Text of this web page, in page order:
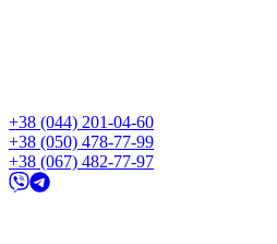
+38 (044) 201-04-60
+38 (050) 478-77-99
+38 (067) 482-77-97